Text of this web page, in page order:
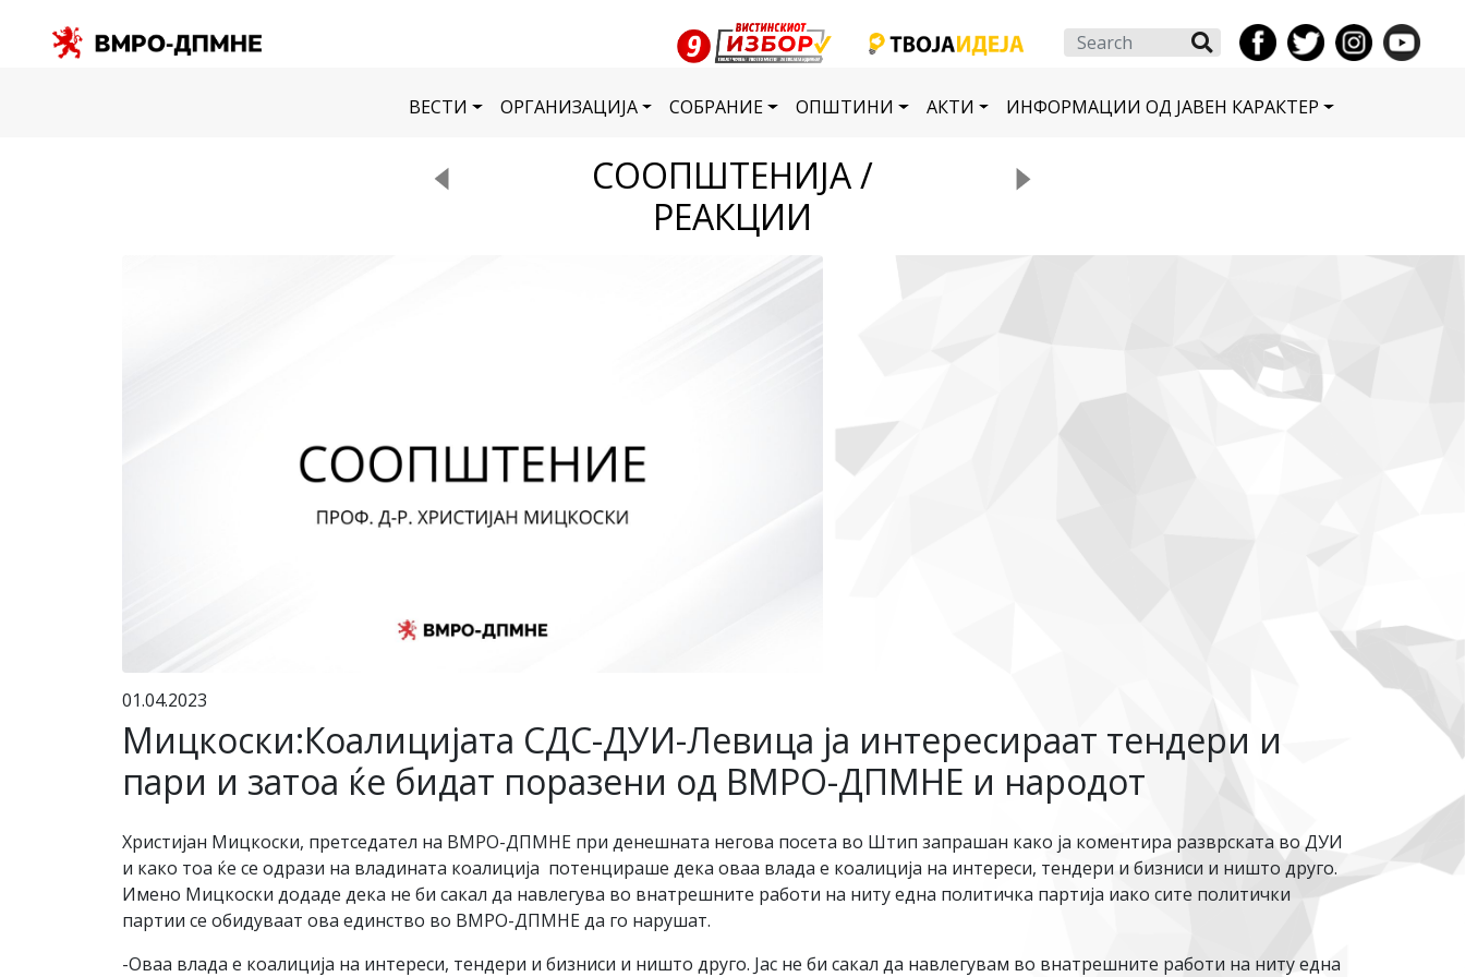
Search
ВЕСТИ ОРГАНИЗАЦИЈА СОБРАНИЕ ОПШТИНИ АКТИ ИНФОРМАЦИИ ОД ЈАВЕН КАРАКТЕР
СООПШТЕНИЈА /
РЕАКЦИИ
01.04.2023
Мицкоски:Коалицијата СДС-ДУИ-Левица ја интересираат тендери и
пари и затоа ќе бидат поразени од ВМРО-ДПМНЕ и народот
Христијан Мицкоски, претседател на ВМРО-ДПМНЕ при денешната негова посета во Штип запрашан како ја коментира разврската во ДУИ
и како тоа ќе се одрази на владината коалиција потенцираше дека оваа влада е коалиција на интереси, тендери и бизниси и ништо друго.
Имено Мицкоски додаде дека не би сакал да навлегува во внатрешните работи на ниту една политичка партија иако сите политички
партии се обидуваат ова единство во ВМРО-ДПМНЕ да го нарушат.
-Оваа влада е коалиција на интереси, тендери и бизниси и ништо друго. Јас не би сакал да навлегувам во внатрешните работи на ниту една